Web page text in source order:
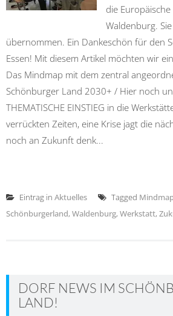
die
Waldenburg.
übernommen. Ein Dankeschön für den
Essen! Mit diesem Artikel möchten wir
Das Mindmap mit dem zentral
Schönburger Land 2030+ / Hier noch
THEMATISCHE EINSTIEG in die
verrückten Zeiten, eine Krise jagt die
noch an Zukunft denk...
Eintrag in Aktuelles Tagged
Schönburgerland, Waldenburg, Werkstatt,
DORF NEWS IM
LAND!